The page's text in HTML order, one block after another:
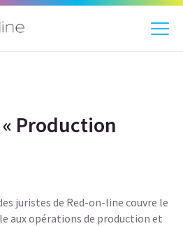
Production
juristes de Red-on-line couvre le
aux opérations de production et